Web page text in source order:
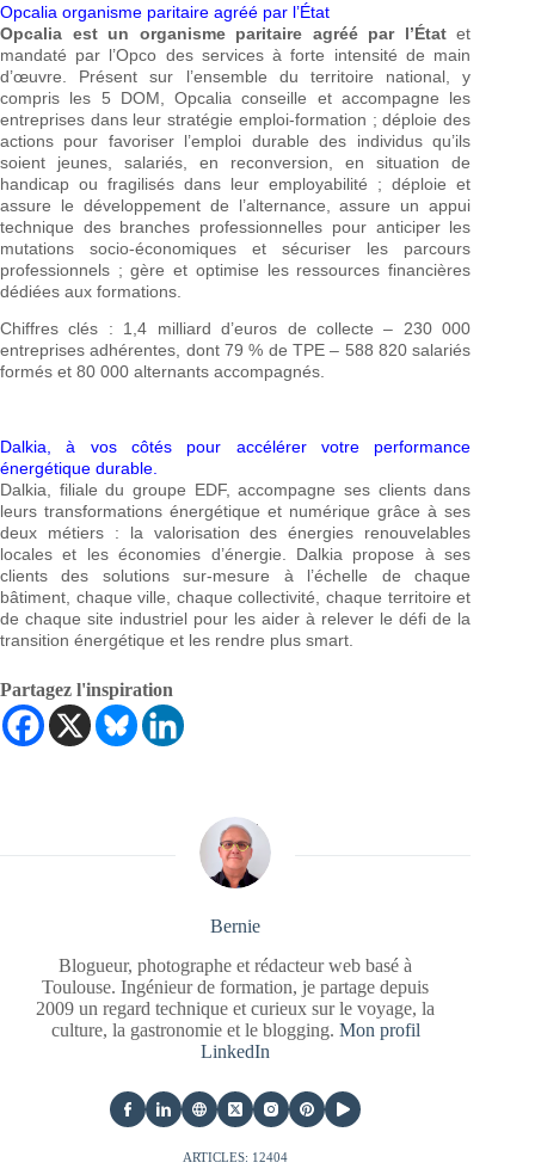
Opcalia organisme paritaire agréé par l’État
Opcalia est un organisme paritaire agréé par l’Étatet
mandaté par l’Opco des services à forte intensité de main
d’œuvre. Présent sur l’ensemble du territoire national, y
compris les 5 DOM, Opcalia conseille et accompagne les
entreprises dans leur stratégie emploi-formation ; déploie des
actions pour favoriser l’emploi durable des individus qu’ils
soient jeunes, salariés, en reconversion, en situation de
handicap ou fragilisés dans leur employabilité ; déploie et
assure le développement de l’alternance, assure un appui
technique des branches professionnelles pour anticiper les
mutations socio-économiques et sécuriser les parcours
professionnels ; gère et optimise les ressources financières
dédiées aux formations.
Chiffres clés : 1,4 milliard d’euros de collecte – 230 000
entreprises adhérentes, dont 79 % de TPE – 588 820 salariés
formés et 80 000 alternants accompagnés.
Dalkia, à vos côtés pour accélérer votre performance
énergétique durable.
Dalkia, filiale du groupe EDF, accompagne ses clients dans
leurs transformations énergétique et numérique grâce à ses
deux métiers : la valorisation des énergies renouvelables
locales et les économies d’énergie. Dalkia propose à ses
clients des solutions sur-mesure à l’échelle de chaque
bâtiment, chaque ville, chaque collectivité, chaque territoire et
de chaque site industriel pour les aider à relever le défi de la
transition énergétique et les rendre plus smart.
Partagez l'inspiration
Bernie
Blogueur, photographe et rédacteur web basé à
Toulouse. Ingénieur de formation, je partage depuis
2009 un regard technique et curieux sur le voyage, la
culture, la gastronomie et le blogging. Mon profil
LinkedIn
ARTICLES: 12404